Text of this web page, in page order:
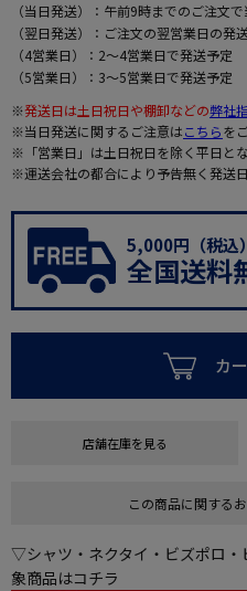
（当日発送）：午前9時までのご注文
（翌日発送）：ご注文の翌営業日の発
（4営業日）：2～4営業日で発送予定
（5営業日）：3～5営業日で発送予定
※発送日は土日祝日や棚卸などの弊社
※当日発送に関するご注意はこちらを
※「営業日」は土日祝日を除く平日と
※運送会社の都合により予告無く発送
5,000円（税込
全国送料
カ
店舗在庫を見る
この商品に関する
▽シャツ・ネクタイ・ビズポロ・
象商品はコチラ